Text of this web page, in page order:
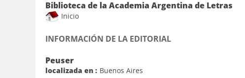
Biblioteca de la Academia Argentina de Letras
Inicio
INFORMACIÓN DE LA EDITORIAL
Peuser
localizada en : Buenos Aires